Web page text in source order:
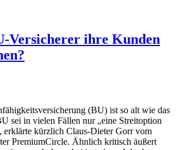
Versicherer ihre Kunden
(BU) ist so alt wie das
sei in vielen Fällen nur „eine Streitoption
erklärte kürzlich Claus-Dieter Gorr vom
PremiumCircle. Ähnlich kritisch äußert